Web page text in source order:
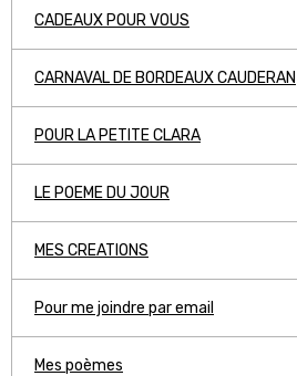
CADEAUX POUR VOUS
CARNAVAL DE BORDEAUX CAUDERAN
POUR LA PETITE CLARA
LE POEME DU JOUR
MES CREATIONS
Pour me joindre par email
Mes poèmes